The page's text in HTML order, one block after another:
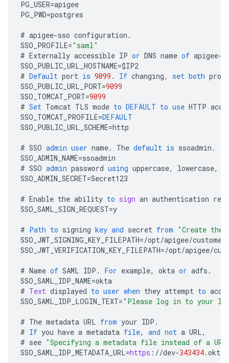
PG_USER=apigee
PG_PWD=postgres
# apigee-sso configuration .
SSO_PROFILE="saml"
# Externally accessible IP or DNS name of apigee-
SSO_PUBLIC_URL_HOSTNAME=$IP2
# Default port is 9099. If changing, set both
SSO_PUBLIC_URL_PORT=9099
SSO_TOMCAT_PORT=9099
# Set Tomcat TLS mode to DEFAULT to use HTTP
SSO_TOMCAT_PROFILE=DEFAULT
SSO_PUBLIC_URL_SCHEME=http
# SSO admin user name. The default is ssoadmin .
SSO_ADMIN_NAME=ssoadmin
# SSO admin password using uppercase, lowercase,
SSO_ADMIN_SECRET=Secret123
# Enable the ability to sign an authentication
SSO_SAML_SIGN_REQUEST=y
# Path to signing key and secret from "Create the
SSO_JWT_SIGNING_KEY_FILEPATH=/opt/apigee/customer
SSO_JWT_VERIFICATION_KEY_FILEPATH=/opt/apigee/
# Name of SAML IDP . For example, okta or adfs .
SSO_SAML_IDP_NAME=okta
# Text displayed to user when they attempt to
SSO_SAML_IDP_LOGIN_TEXT="Please log in to your
# The metadata URL from your IDP .
# If you have a metadata file, and not a URL,
# see "Specifying a metadata file instead of a
SSO_SAML_IDP_METADATA_URL=https : //dev-343434.